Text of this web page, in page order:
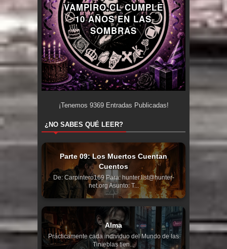
VAMPIRO.CL CUMPLE
10 AÑOS EN LAS
SOMBRAS
¡Tenemos 9369Entradas Publicadas!
¿NO SABES QUÉ LEER?
Parte 09: Los Muertos Cuentan
Cuentos
De: Carpintero169 Para: hunter.list@hunter-
net.org Asunto: T...
Alma
Prácticamente cada individuo del Mundo de las
Tinieblas tien...